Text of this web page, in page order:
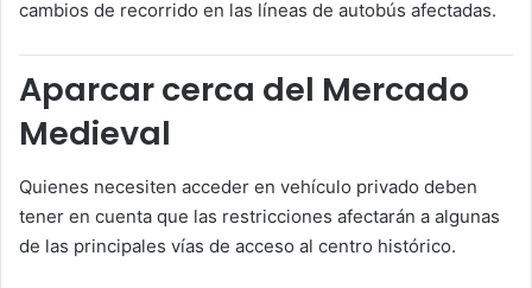
cambios de recorrido en las líneas de autobús afectadas.
Aparcar cerca del Mercado
Medieval
Quienes necesiten acceder en vehículo privado deben
tener en cuenta que las restricciones afectarán a algunas
de las principales vías de acceso al centro histórico.